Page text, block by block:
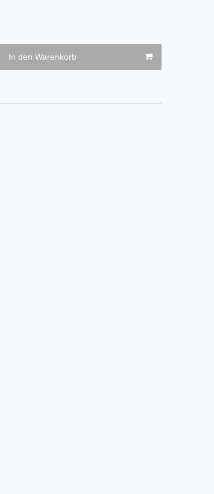
In den Warenkorb